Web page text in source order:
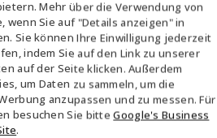
Themen senden darf. Die
zurückgezogen werden,
"vom Newsletter abmelden" am
oder Biofuel Express unter
kontaktieren. Informationen
personenbezogene Daten
in unserer Datenschutzrichtlinie.*
DANISH
GERMAN
NORWEGIAN
SWEDISH
Mehr über die Verwendung von
wenn Sie auf "Details anzeigen" in
Sie können Ihre Einwilligung jederzeit
indem Sie auf den Link zu unserer
auf der Seite klicken. Außerdem
um Daten zu sammeln, um die
anzupassen und zu messen. Für
besuchen Sie bitteGoogle's Business
.